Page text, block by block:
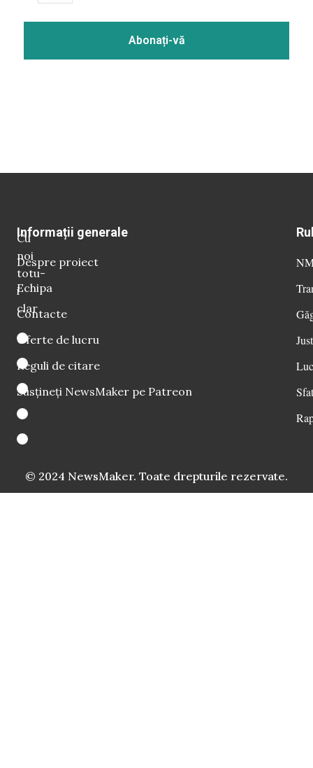
Cu
noi
totu-
i
clar
Informații generale
Despre proiect
Echipa
Contacte
Oferte de lucru
Reguli de citare
Susțineți NewsMaker pe Patreon
© 2024 NewsMaker. Toate drepturile rezervate.